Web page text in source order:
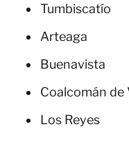
Tumbiscatío
Arteaga
Buenavista
Coalcomán de
Los Reyes